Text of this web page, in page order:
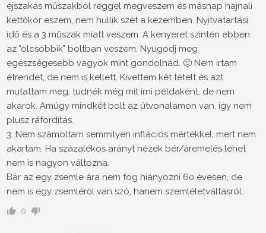
éjszakás műszakból reggel megveszem és másnap hajnali
kettőkor eszem, nem hullik szét a kezemben. Nyitvatartási
idő és a 3 műszak miatt veszem. A kenyeret szintén ebben
az "olcsóbbik" boltban veszem. Nyugodj meg
egészségesebb vagyok mint gondolnád. 🙂 Nem írtam
étrendet, de nem is kellett. Kivettem két tételt és azt
mutattam meg, tudnék még mit írni példaként, de nem
akarok. Amúgy mindkét bolt az útvonalamon van, így nem
plusz ráfordítás.
3. Nem számoltam semmilyen inflációs mértékkel, mert nem
akartam. Ha százalékos arányt nézek bér/áremelés lehet
nem is nagyon változna.
Bár az egy zsemle ára nem fog hiányozni 60 évesen, de
nem is egy zsemléről van szó, hanem szemléletváltásról.
0